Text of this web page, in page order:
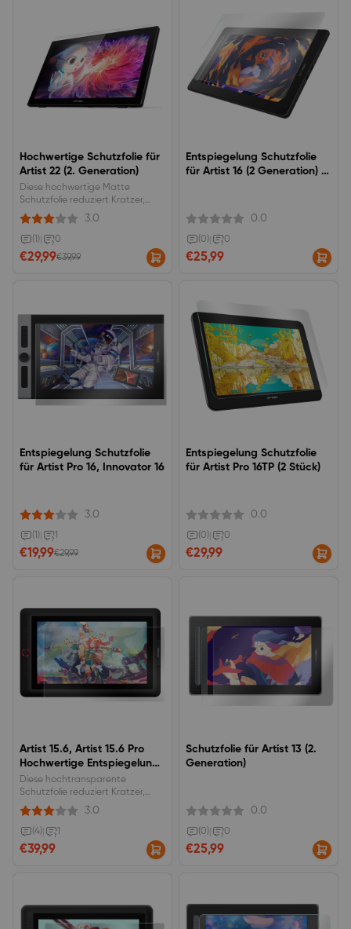
Hochwertige Schutzfolie für
Artist 22 (2. Generation)
Diese hochwertige Matte
Schutzfolie reduziert Kratzer,
Beschädigungen und
Fingerabdrücke auf Ihrem Artist
22 &nbsp;2. Generation.
3.0
(1) 0
€29,99€39,99
Entspiegelung Schutzfolie
für Artist 16 (2 Generation) (2
0.0
(0) 0
€25,99
Entspiegelung Schutzfolie
für Artist Pro 16, Innovator 16
3.0
(1)
€19,99€29,99
Entspiegelung Schutzfolie
für Artist Pro 16TP (2 Stück)
0.0
(0) 0
€29,99
Artist 15.6, Artist 15.6 Pro
Hochwertige Entspiegelung
Schutzfolie zum Ersatz
Diese hochtransparente
Schutzfolie reduziert Kratzer,
Beschädigungen und
Fingerabdrücke auf Ihrem
Artist15.6 Pro.
3.0
(4)
€39,99
Schutzfolie für Artist 13 (2.
Generation)
0.0
(0) 0
€25,99